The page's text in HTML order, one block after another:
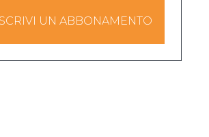
UN ABBONAMENTO